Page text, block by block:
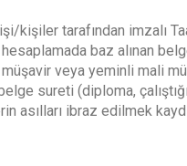
tarafından imzalı
baz alınan
veya yeminli mali
sureti (diploma,
asılları ibraz edilmek